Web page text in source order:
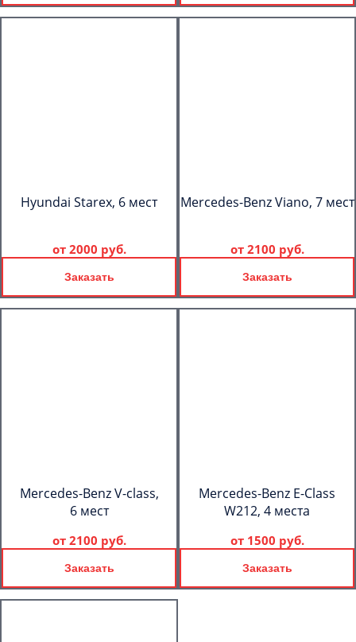
Hyundai Starex, 6 мест
от 2000 руб.
Заказать
Mercedes-Benz Viano, 7 мест
от 2100 руб.
Заказать
Mercedes-Benz V-class,
6 мест
от 2100 руб.
Заказать
Mercedes-Benz E-Class
W212, 4 места
от 1500 руб.
Заказать